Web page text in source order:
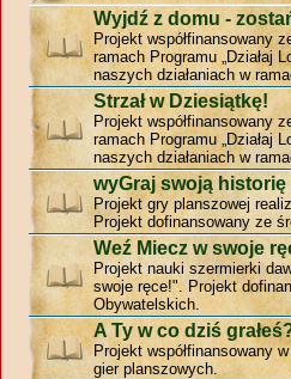
Wyjdź z domu -
Projekt współfinansowany
ramach Programu „Działaj
naszych działaniach w
Strzał w Dziesiątkę!
Projekt współfinansowany
ramach Programu „Działaj
naszych działaniach w
wyGraj swoją historię
Projekt gry planszowej
Projekt dofinansowany ze
Weź Miecz w swoje
Projekt nauki szermierki
swoje ręce!". Projekt
Obywatelskich.
A Ty w co dziś
Projekt współfinansowany
gier planszowych.